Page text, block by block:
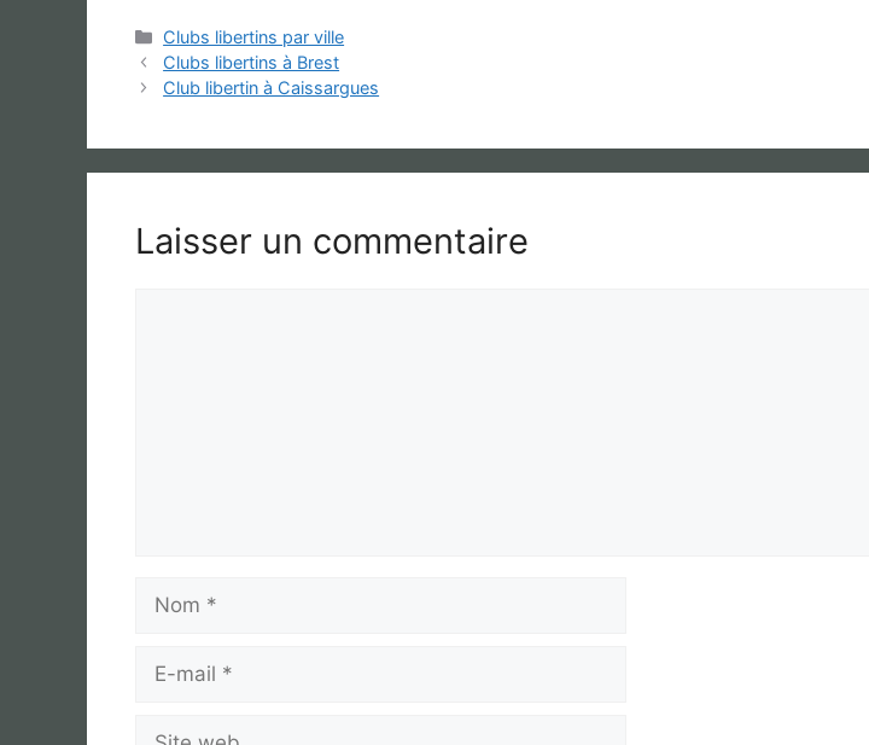
Catégories
Clubs libertins par ville
Clubs libertins à Brest
Club libertin à Caissargues
Laisser un commentaire
Nom
Site